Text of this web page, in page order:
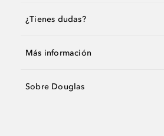
¿Tienes dudas?
Más información
Sobre Douglas